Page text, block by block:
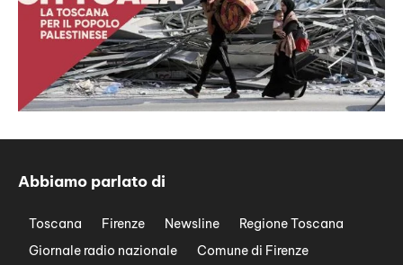
Abbiamo parlato di
Toscana Firenze Newsline
Regione Toscana
Giornale radio nazionale
Comune di Firenze